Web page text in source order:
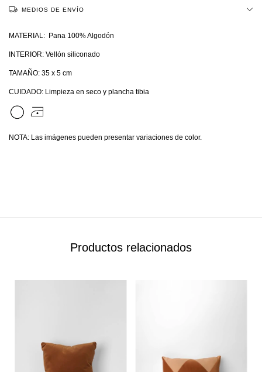
MEDIOS DE ENVÍO
MATERIAL: Pana 100% Algodón
INTERIOR: Vellón siliconado
TAMAÑO: 35 x 5 cm
CUIDADO: Limpieza en seco y plancha tibia
NOTA: Las imágenes pueden presentar variaciones de color.
Productos relacionados